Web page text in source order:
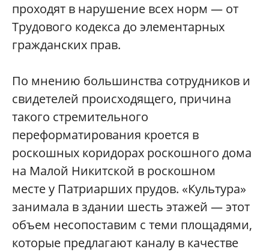
проходят в нарушение всех норм — от
Трудового кодекса до элементарных
гражданских прав.
По мнению большинства сотрудников и
свидетелей происходящего, причина
такого стремительного
переформатирования кроется в
роскошных коридорах роскошного дома
на Малой Никитской в роскошном
месте у Патриарших прудов. «Культура»
занимала в здании шесть этажей — этот
объем несопоставим с теми площадями,
которые предлагают каналу в качестве